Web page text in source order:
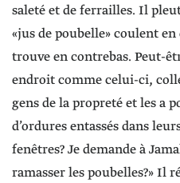
saleté et de ferrailles. Il
«jus de poubelle» coulent
trouve en contrebas. Peut-
endroit comme celui-ci,
gens de la propreté et les a
d’ordures entassés dans
fenêtres? Je demande à
ramasser les poubelles?» Il